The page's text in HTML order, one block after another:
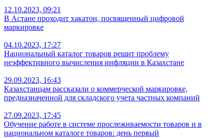
12.10.2023, 09:21
В Астане проходит хакатон, посвященный цифровой
маркировке
04.10.2023, 17:27
Национальный каталог товаров решит проблему
неэффективного вычисления инфляции в Казахстане
29.09.2023, 16:43
Казахстанцам рассказали о коммерческой маркировке,
предназначенной для складского учета частных компаний
27.09.2023, 17:45
Обучение работе в системе прослеживаемости товаров и в
национальном каталоге товаров: день первый